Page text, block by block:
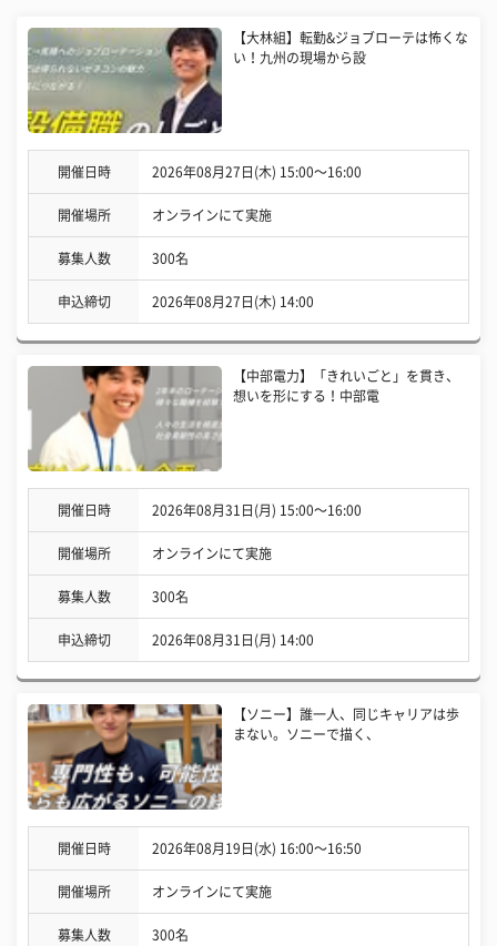
【大林組】転勤&ジョブローテは怖くな
い！九州の現場から設
開催日時 2026年08月27日(木) 15:00〜16:00
開催場所 オンラインにて実施
募集人数 300名
申込締切 2026年08月27日(木) 14:00
【中部電力】「きれいごと」を貫き、
想いを形にする！中部電
開催日時 2026年08月31日(月) 15:00〜16:00
開催場所 オンラインにて実施
募集人数 300名
申込締切 2026年08月31日(月) 14:00
【ソニー】誰一人、同じキャリアは歩
まない。ソニーで描く、
開催日時 2026年08月19日(水) 16:00〜16:50
開催場所 オンラインにて実施
募集人数 300名